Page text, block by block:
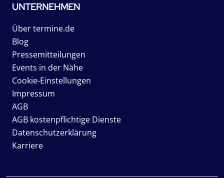
UNTERNEHMEN
Über termine.de
Blog
Pressemitteilungen
Events in der Nähe
Cookie-Einstellungen
Impressum
AGB
AGB kostenpflichtige Dienste
Datenschutzerklärung
Karriere